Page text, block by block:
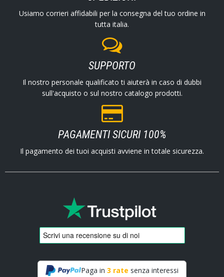
Usiamo corrieri affidabili per la consegna del tuo ordine in
tutta italia.
SUPPORTO
Il nostro personale qualificato ti aiuterà in caso di dubbi
sull'acquisto o sul nostro catalogo prodotti.
PAGAMENTI SICURI 100%
Il pagamento dei tuoi acquisti avviene in totale sicurezza.
Paga in 3 rate senza interessi